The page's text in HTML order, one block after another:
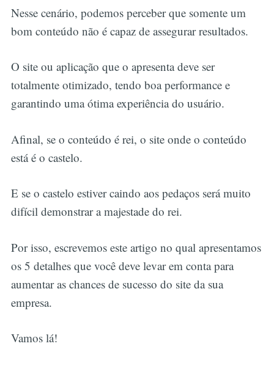
Nesse cenário, podemos perceber que somente um
bom conteúdo não é capaz de assegurar resultados.
O site ou aplicação que o apresenta deve ser
totalmente otimizado, tendo boa performance e
garantindo uma ótima experiência do usuário.
Afinal, se o conteúdo é rei, o site onde o conteúdo
está é o castelo.
E se o castelo estiver caindo aos pedaços será muito
difícil demonstrar a majestade do rei.
Por isso, escrevemos este artigo no qual apresentamos
os 5 detalhes que você deve levar em conta para
aumentar as chances de sucesso do site da sua
empresa.
Vamos lá!